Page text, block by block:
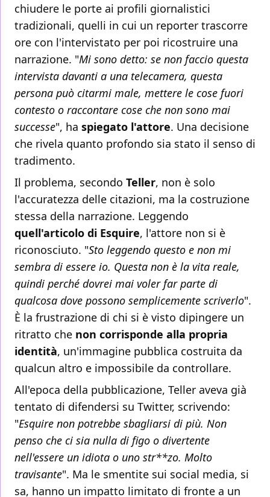
chiudere le porte ai profili giornalistici
tradizionali, quelli in cui un reporter trascorre
ore con l'intervistato per poi ricostruire una
narrazione. "Mi sono detto: se non faccio questa
intervista davanti a una telecamera, questa
persona può citarmi male, mettere le cose fuori
contesto o raccontare cose che non sono mai
successe", ha spiegato l'attore. Una decisione
che rivela quanto profondo sia stato il senso di
tradimento.
Il problema, secondo Teller, non è solo
l'accuratezza delle citazioni, ma la costruzione
stessa della narrazione. Leggendo
quell'articolo di Esquire, l'attore non si è
riconosciuto. "Sto leggendo questo e non mi
sembra di essere io. Questa non è la vita reale,
quindi perché dovrei mai voler far parte di
qualcosa dove possono semplicemente scriverlo".
È la frustrazione di chi si è visto dipingere un
ritratto che non corrisponde alla propria
identità, un'immagine pubblica costruita da
qualcun altro e impossibile da controllare.
All'epoca della pubblicazione, Teller aveva già
tentato di difendersi su Twitter, scrivendo:
"Esquire non potrebbe sbagliarsi di più. Non
penso che ci sia nulla di figo o divertente
nell'essere un idiota o uno str**zo. Molto
travisante". Ma le smentite sui social media, si
sa, hanno un impatto limitato di fronte a un